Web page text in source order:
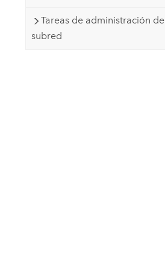
Tareas de administración de
subred